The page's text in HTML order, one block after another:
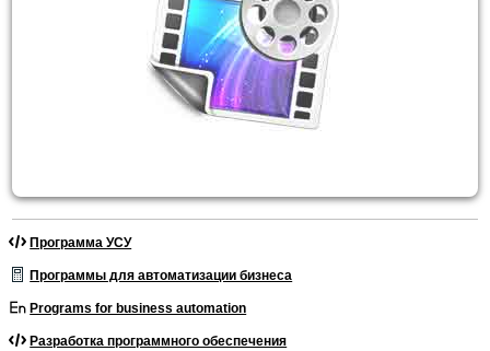
Программа УСУ
Программы для автоматизации бизнеса
Programs for business automation
Разработка программного обеспечения